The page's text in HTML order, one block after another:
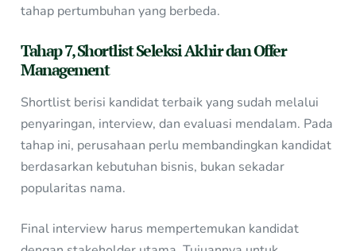
tahap pertumbuhan yang berbeda.
Tahap 7, Shortlist Seleksi Akhir dan Offer
Management
Shortlist berisi kandidat terbaik yang sudah melalui
penyaringan, interview, dan evaluasi mendalam. Pada
tahap ini, perusahaan perlu membandingkan kandidat
berdasarkan kebutuhan bisnis, bukan sekadar
popularitas nama.
Final interview harus mempertemukan kandidat